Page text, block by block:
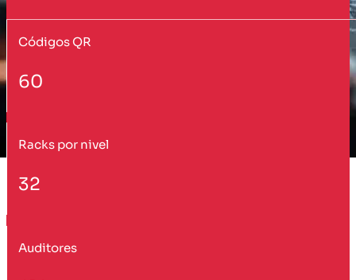
Códigos QR
60
Racks por nivel
32
Auditores